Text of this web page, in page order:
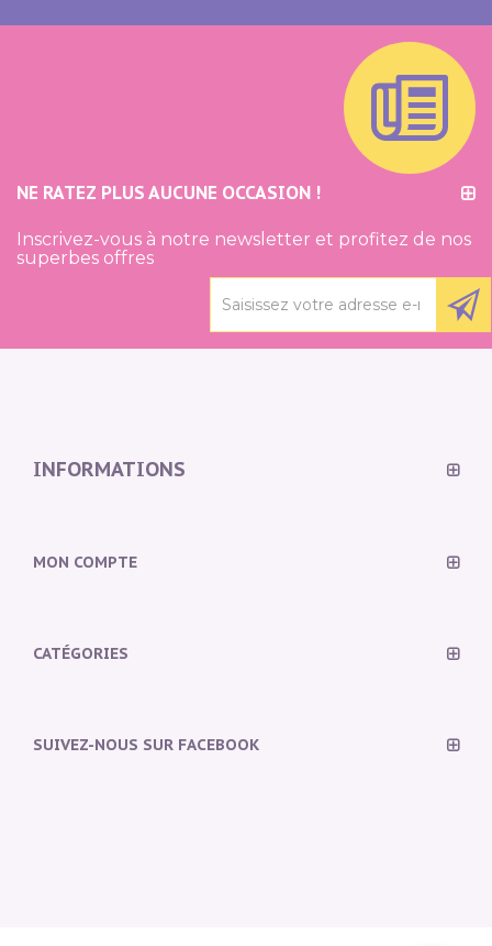
NE RATEZ PLUS AUCUNE OCCASION !
Inscrivez-vous à notre newsletter et profitez de nos
superbes offres
INFORMATIONS
MON COMPTE
CATÉGORIES
SUIVEZ-NOUS SUR FACEBOOK